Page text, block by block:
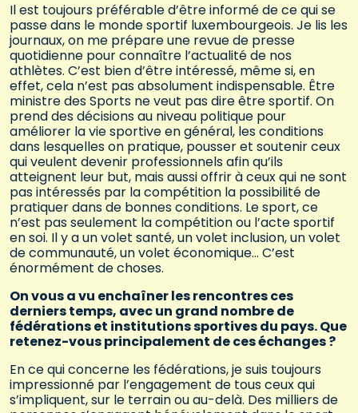
Il est toujours préférable d’être informé de ce qui se
passe dans le monde sportif luxembourgeois. Je lis les
journaux, on me prépare une revue de presse
quotidienne pour connaître l’actualité de nos
athlètes. C’est bien d’être intéressé, même si, en
effet, cela n’est pas absolument indispensable. Être
ministre des Sports ne veut pas dire être sportif. On
prend des décisions au niveau politique pour
améliorer la vie sportive en général, les conditions
dans lesquelles on pratique, pousser et soutenir ceux
qui veulent devenir professionnels afin qu’ils
atteignent leur but, mais aussi offrir à ceux qui ne sont
pas intéressés par la compétition la possibilité de
pratiquer dans de bonnes conditions. Le sport, ce
n’est pas seulement la compétition ou l’acte sportif
en soi. Il y a un volet santé, un volet inclusion, un volet
de communauté, un volet économique… C’est
énormément de choses.
On vous a vu enchaîner les rencontres ces
derniers temps, avec un grand nombre de
fédérations et institutions sportives du pays. Que
retenez-vous principalement de ces échanges ?
En ce qui concerne les fédérations, je suis toujours
impressionné par l’engagement de tous ceux qui
s’impliquent, sur le terrain ou au-delà. Des milliers de